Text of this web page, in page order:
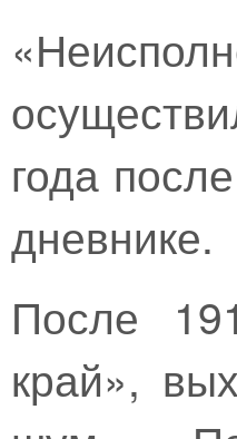
года
дневнике.
После
край»,